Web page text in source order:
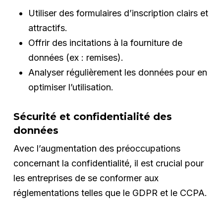
Utiliser des formulaires d’inscription clairs et
attractifs.
Offrir des incitations à la fourniture de
données (ex : remises).
Analyser régulièrement les données pour en
optimiser l’utilisation.
Sécurité et confidentialité des
données
Avec l’augmentation des préoccupations
concernant la confidentialité, il est crucial pour
les entreprises de se conformer aux
réglementations telles que le GDPR et le CCPA.